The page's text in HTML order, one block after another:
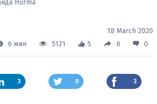
Hurma
18 March 2020
6 мин
5121 5 6 0
3 0 3